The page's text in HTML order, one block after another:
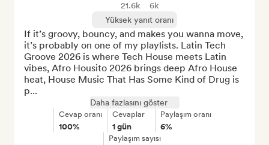
21.6k
6k
Yüksek yanıt oranı
If it’s groovy, bouncy, and makes you wanna move,
it’s probably on one of my playlists. Latin Tech
Groove 2026 is where Tech House meets Latin
vibes, Afro Housito 2026 brings deep Afro House
heat, House Music That Has Some Kind of Drug is
p...
Daha fazlasını göster
Cevap oranı
100%
Cevaplar
1 gün
Paylaşım oranı
6%
Paylaşım sayısı